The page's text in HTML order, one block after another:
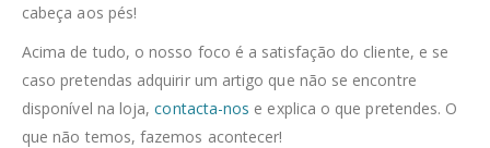
cabeça aos pés!
Acima de tudo, o nosso foco é a satisfação do cliente, e se
caso pretendas adquirir um artigo que não se encontre
disponível na loja,contacta-nos e explica o que pretendes. O
que não temos, fazemos acontecer!